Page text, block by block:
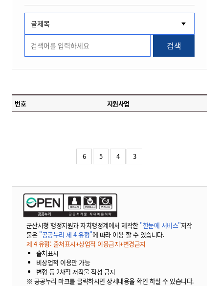
검색
번호 지원사업
6 5 4 3
군산시청 행정지원과 자치행정계에서 제작한 "한눈에 서비스"저작
물은 "공공누리 제 4 유형"에 따라 이용 할 수 있습니다.
제 4 유형: 출처표시+상업적 이용금지+변경금지
출처표시
비상업적 이용만 가능
변형 등 2차적 저작물 작성 금지
※ 공공누리 마크를 클릭하시면 상세내용을 확인 하실 수 있습니다.